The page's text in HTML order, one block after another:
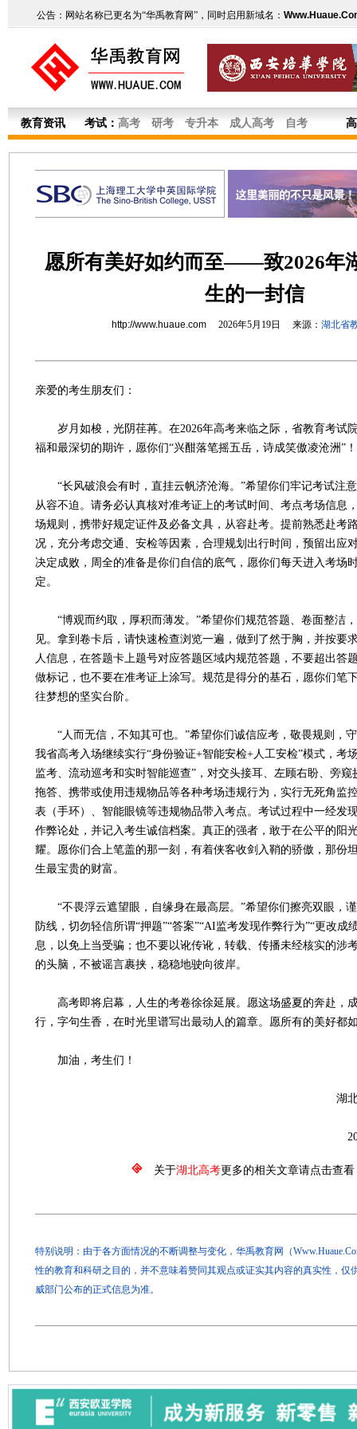
公告：网站名称已更名为“华禹教育网”，同时启用新域名：
教育资讯 考试： 高考 研考 专升本 成人高考 自考
愿所有美好如约而至——致2026年
生的一封信
http://www.huaue.com2026年5月19日 来源： 湖北省
亲爱的考生朋友们：
岁月如梭，光阴荏苒。在2026年高考来临之际，省教育考试
福和最深切的期许，愿你们“兴酣落笔摇五岳，诗成笑傲凌沧洲”！
“长风破浪会有时，直挂云帆济沧海。”希望你们牢记考试注
从容不迫。请务必认真核对准考证上的考试时间、考点考场信息
场规则，携带好规定证件及必备文具，从容赴考。提前熟悉赴考
况，充分考虑交通、安检等因素，合理规划出行时间，预留出应
决定成败，周全的准备是你们自信的底气，愿你们每天进入考场
定。
“博观而约取，厚积而薄发。”希望你们规范答题、卷面整洁
见。拿到卷卡后，请快速检查浏览一遍，做到了然于胸，并按要
人信息，在答题卡上题号对应答题区域内规范答题，不要超出答
做标记，也不要在准考证上涂写。规范是得分的基石，愿你们笔
往梦想的坚实台阶。
“人而无信，不知其可也。”希望你们诚信应考，敬畏规则，
我省高考入场继续实行“身份验证+智能安检+人工安检”模式，考
监考、流动巡考和实时智能巡查”，对交头接耳、左顾右盼、旁
拖答、携带或使用违规物品等各种考场违规行为，实行无死角监
表（手环）、智能眼镜等违规物品带入考点。考试过程中一经发
作弊论处，并记入考生诚信档案。真正的强者，敢于在公平的阳
耀。愿你们合上笔盖的那一刻，有着侠客收剑入鞘的骄傲，那份
生最宝贵的财富。
“不畏浮云遮望眼，自缘身在最高层。”希望你们擦亮双眼，
防线，切勿轻信所谓“押题”“答案”“AI监考发现作弊行为”“更改成
息，以免上当受骗；也不要以讹传讹，转载、传播未经核实的涉
的头脑，不被谣言裹挟，稳稳地驶向彼岸。
高考即将启幕，人生的考卷徐徐延展。愿这场盛夏的奔赴，
行，字句生香，在时光里谱写出最动人的篇章。愿所有的美好都
加油，考生们！
湖北省教育考
2026年5月
关于湖北高考更多的相关文章请点击查看
特别说明：由于各方面情况的不断调整与变化，华禹教育网（
性的教育和科研之目的，并不意味着赞同其观点或证实其内容的真实性，仅
威部门公布的正式信息为准。